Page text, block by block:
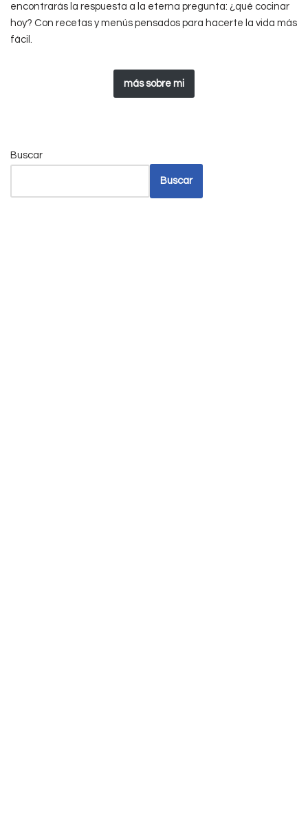
encontrarás la respuesta a la eterna pregunta: ¿qué cocinar
hoy? Con recetas y menús pensados para hacerte la vida más
fácil.
más sobre mi
Buscar
Buscar